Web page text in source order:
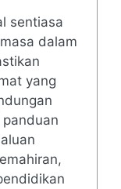
sentiasa
dalam
yang